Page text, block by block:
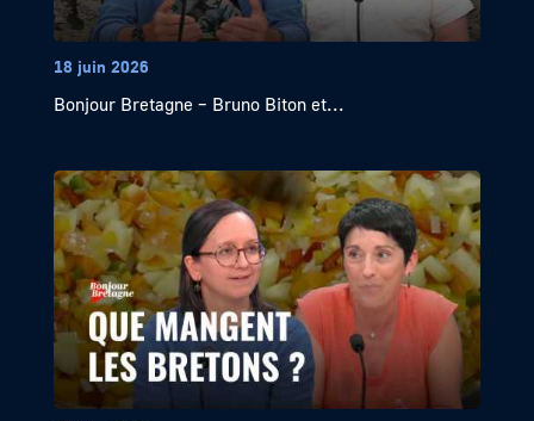
18 juin 2026
Bonjour Bretagne – Bruno Biton et...